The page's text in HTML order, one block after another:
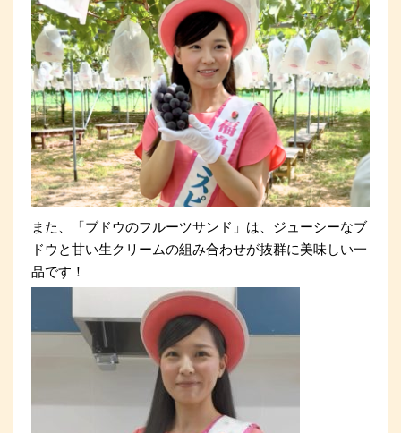
また、「ブドウのフルーツサンド」は、ジューシーなブ
ドウと甘い生クリームの組み合わせが抜群に美味しい一
品です！